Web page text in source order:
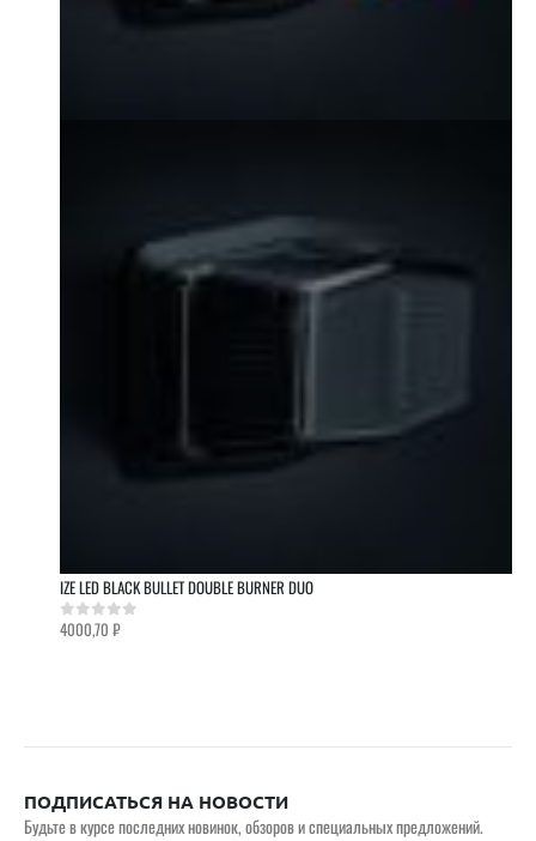
IZE LED BLACK BULLET DOUBLE BURNER DUO
0out of 5
4000,70 ₽
ПОДПИСАТЬСЯ НА НОВОСТИ
Будьте в курсе последних новинок, обзоров и специальных предложений.